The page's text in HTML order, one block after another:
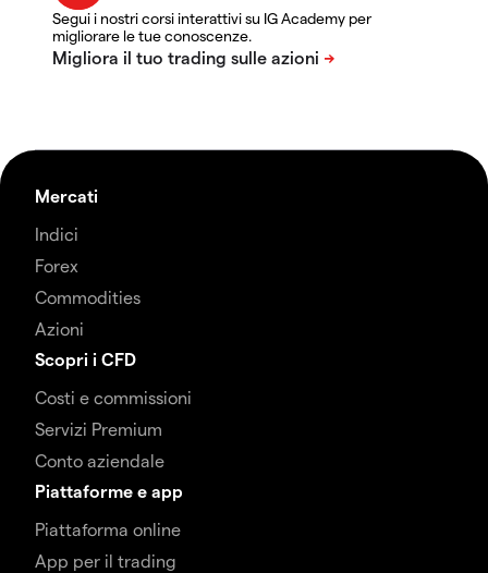
Segui i nostri corsi interattivi su IG Academy per
migliorare le tue conoscenze.
Mercati
Indici
Forex
Commodities
Azioni
Scopri i CFD
Costi e commissioni
Servizi Premium
Conto aziendale
Piattaforme e app
Piattaforma online
App per il trading